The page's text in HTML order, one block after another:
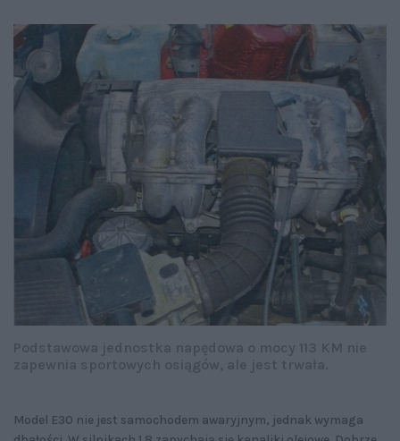
Model E30 nie jest samochodem awaryjnym, jednak wymaga